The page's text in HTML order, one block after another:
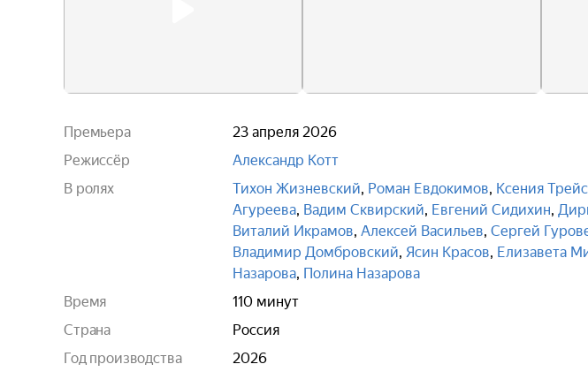
Премьера
23 апреля 2026
Режиссёр
Александр Котт
В ролях
Тихон Жизневский, Роман Евдокимов, Ксения
Агуреева, Вадим Сквирский, Евгений Сидихин,
Виталий Икрамов, Алексей Васильев, Сергей
Владимир Домбровский, Ясин Красов, Елизавета
Назарова, Полина Назарова
Время
110 минут
Страна
Россия
Год производства
2026